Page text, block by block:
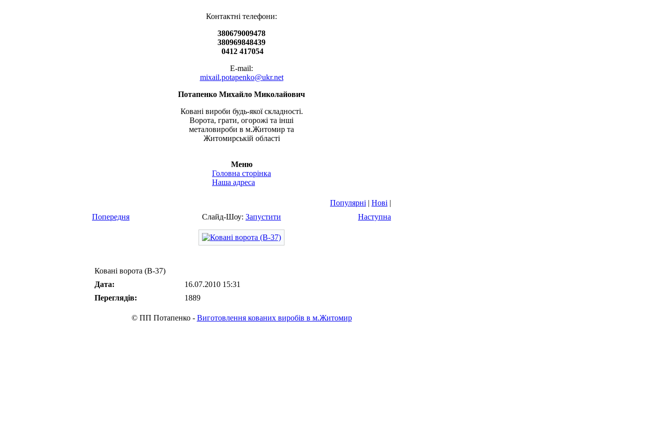
Контактні телефони:
380679009478
380969848439
0412 417054
E-mail:
mixail.potapenko@ukr.net
Потапенко Михайло Миколайович
Ковані вироби будь-якої складності.
Ворота, грати, огорожі та інші
металовироби в м.Житомир та
Житомирській області
Меню
Головна сторінка
Наша адреса
Популярні | Нові |
Попередня
Слайд-Шоу: Запустити Наступна
Ковані ворота (В-37)
Дата:
16.07.2010 15:31
Переглядів:
1889
© ПП Потапенко - Виготовлення кованих виробів в м.Житомир